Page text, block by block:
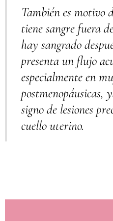
También es motivo
tiene sangre fuera
hay sangrado
presenta un flujo
especialmente en
postmenopáusicas,
signo de lesiones
cuello uterino.